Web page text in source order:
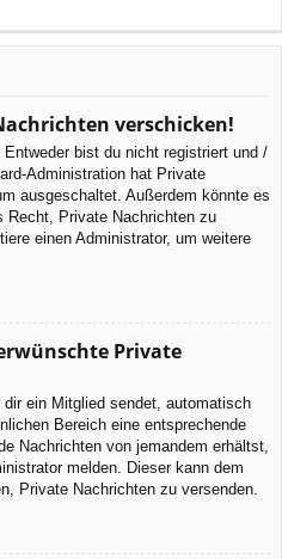
verschicken!
bist du nicht registriert und /
Administration hat Private
ausgeschaltet. Außerdem könnte es
Recht, Private Nachrichten zu
einen Administrator, um weitere
Private
ein Mitglied sendet, automatisch
Bereich eine entsprechende
Nachrichten von jemandem erhältst,
melden. Dieser kann dem
Private Nachrichten zu versenden.